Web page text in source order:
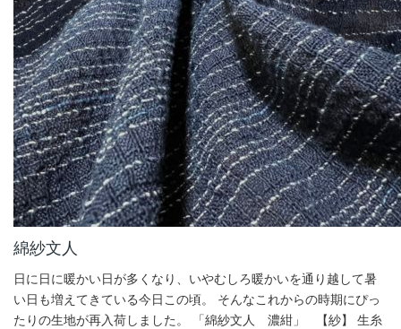
綿紗文人
日に日に暖かい日が多くなり、いやむしろ暖かいを通り越して暑
い日も増えてきている今日この頃。 そんなこれからの時期にぴっ
たりの生地が再入荷しました。 「綿紗文人 濃紺」 【紗】 生糸